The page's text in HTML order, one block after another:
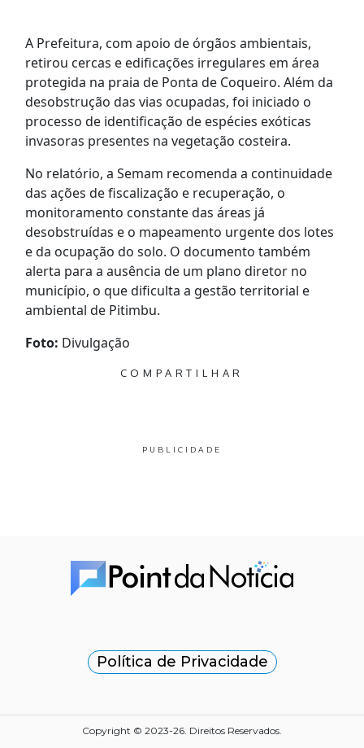
A Prefeitura, com apoio de órgãos ambientais,
retirou cercas e edificações irregulares em área
protegida na praia de Ponta de Coqueiro. Além da
desobstrução das vias ocupadas, foi iniciado o
processo de identificação de espécies exóticas
invasoras presentes na vegetação costeira.
No relatório, a Semam recomenda a continuidade
das ações de fiscalização e recuperação, o
monitoramento constante das áreas já
desobstruídas e o mapeamento urgente dos lotes
e da ocupação do solo. O documento também
alerta para a ausência de um plano diretor no
município, o que dificulta a gestão territorial e
ambiental de Pitimbu.
Foto: Divulgação
COMPARTILHAR
PUBLICIDADE
Política de Privacidade
Copyright © 2023-26. Direitos Reservados.